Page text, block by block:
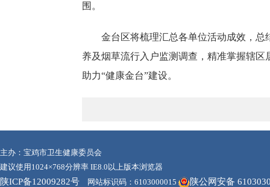
围。
金台区将梳理汇总各单位活动成效，
养及烟草流行入户监测调查，精准掌握辖
助力“健康金台”建设。
主办：宝鸡市卫生健康委员会
建议使用1024×768分辨率 IE8.0以上版本浏览器
陕ICP备12009282号 网站标识码：6103000015 陕公网安备